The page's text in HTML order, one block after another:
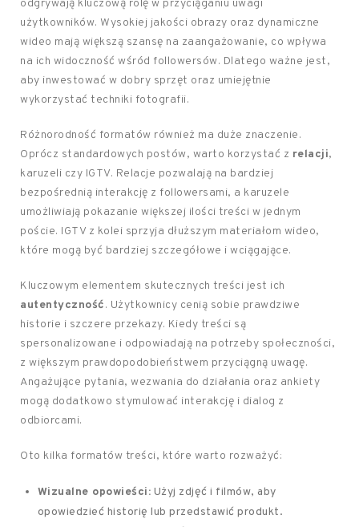
odgrywają kluczową rolę w przyciąganiu uwagi
użytkowników. Wysokiej jakości obrazy oraz dynamiczne
wideo mają większą szansę na zaangażowanie, co wpływa
na ich widoczność wśród followersów. Dlatego ważne jest,
aby inwestować w dobry sprzęt oraz umiejętnie
wykorzystać techniki fotografii.
Różnorodność formatów również ma duże znaczenie.
Oprócz standardowych postów, warto korzystać z relacji,
karuzeli czy IGTV. Relacje pozwalają na bardziej
bezpośrednią interakcję z followersami, a karuzele
umożliwiają pokazanie większej ilości treści w jednym
poście. IGTV z kolei sprzyja dłuższym materiałom wideo,
które mogą być bardziej szczegółowe i wciągające.
Kluczowym elementem skutecznych treści jest ich
autentyczność. Użytkownicy cenią sobie prawdziwe
historie i szczere przekazy. Kiedy treści są
spersonalizowane i odpowiadają na potrzeby społeczności,
z większym prawdopodobieństwem przyciągną uwagę.
Angażujące pytania, wezwania do działania oraz ankiety
mogą dodatkowo stymulować interakcję i dialog z
odbiorcami.
Oto kilka formatów treści, które warto rozważyć:
Wizualne opowieści: Użyj zdjęć i filmów, aby
opowiedzieć historię lub przedstawić produkt.